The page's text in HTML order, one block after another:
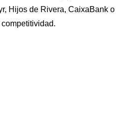
Hijos de Rivera, CaixaBank o